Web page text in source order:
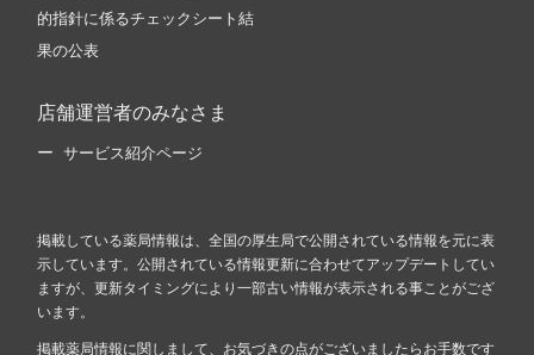
的指針に係るチェックシート結
果の公表
店舗運営者のみなさま
サービス紹介ページ
掲載している薬局情報は、全国の厚生局で公開されている情報を元に表
示しています。公開されている情報更新に合わせてアップデートしてい
ますが、更新タイミングにより一部古い情報が表示される事ことがござ
います。
掲載薬局情報に関しまして、お気づきの点がございましたらお手数です